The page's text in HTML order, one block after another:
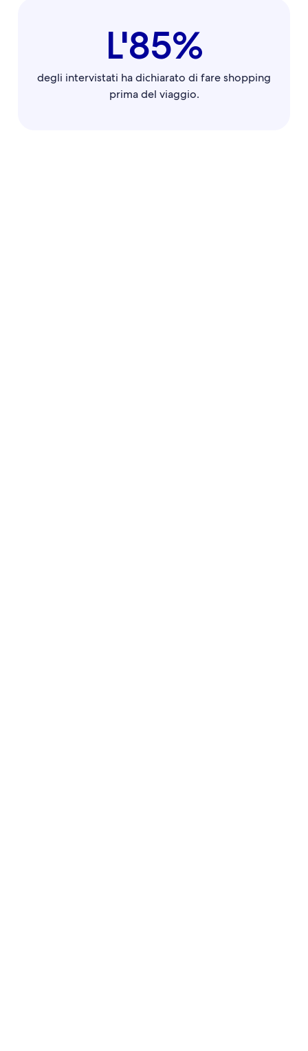
L'85%
degli intervistati ha dichiarato di fare shopping
prima del viaggio.